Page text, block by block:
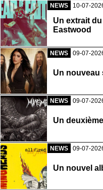
NEWS 10-07-
Un extrait
Eastwood
NEWS 09-07-
Un nouveau
NEWS 09-07-
Un
NEWS 09-07-
Un nouvel